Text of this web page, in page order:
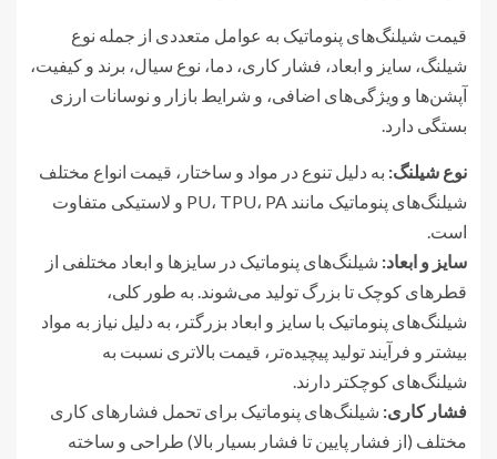
قیمت شیلنگ‌های پنوماتیک به عوامل متعددی از جمله نوع
شیلنگ، سایز و ابعاد، فشار کاری، دما، نوع سیال، برند و کیفیت،
آپشن‌ها و ویژگی‌های اضافی، و شرایط بازار و نوسانات ارزی
بستگی دارد.
نوع شیلنگ: به دلیل تنوع در مواد و ساختار، قیمت انواع مختلف
شیلنگ‌های پنوماتیک مانند PU، TPU، PA و لاستیکی متفاوت
است.
سایز و ابعاد: شیلنگ‌های پنوماتیک در سایزها و ابعاد مختلفی از
قطرهای کوچک تا بزرگ تولید می‌شوند. به طور کلی،
شیلنگ‌های پنوماتیک با سایز و ابعاد بزرگتر، به دلیل نیاز به مواد
بیشتر و فرآیند تولید پیچیده‌تر، قیمت بالاتری نسبت به
شیلنگ‌های کوچکتر دارند.
فشار کاری: شیلنگ‌های پنوماتیک برای تحمل فشارهای کاری
مختلف (از فشار پایین تا فشار بسیار بالا) طراحی و ساخته